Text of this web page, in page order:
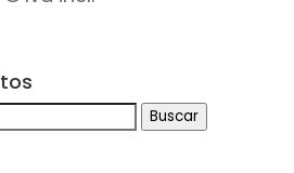
desde
13,90 €
Buscar